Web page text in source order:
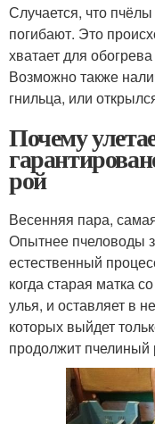
Случается, что
погибают. Это
хватает для
Возможно также
гнильца, или
Почему
рой
Весенняя пара,
Опытнее пчеловоды
естественный
когда старая матка
улья, и оставляет в
которых выйдет
продолжит пчелиный